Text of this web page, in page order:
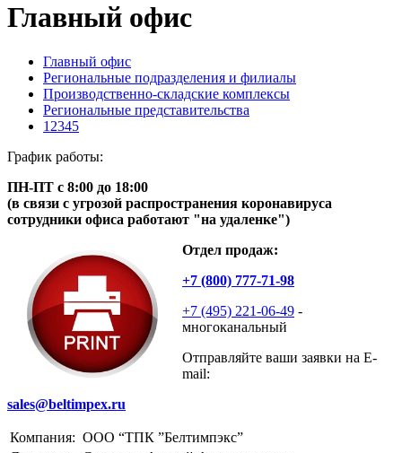
Главный офис
Главный офис
Региональные подразделения и филиалы
Производственно-складские комплексы
Региональные представительства
12345
График работы:
ПН-ПТ с 8:00 до 18:00
(в связи с угрозой распространения коронавируса
сотрудники офиса работают "на удаленке")
Отдел продаж:
+7 (800) 777-71-98
+7 (495) 221-06-49 -
многоканальный
Отправляйте ваши заявки на E-
mail:
sales@beltimpex.ru
Компания: ООО “ТПК ”Белтимпэкс”